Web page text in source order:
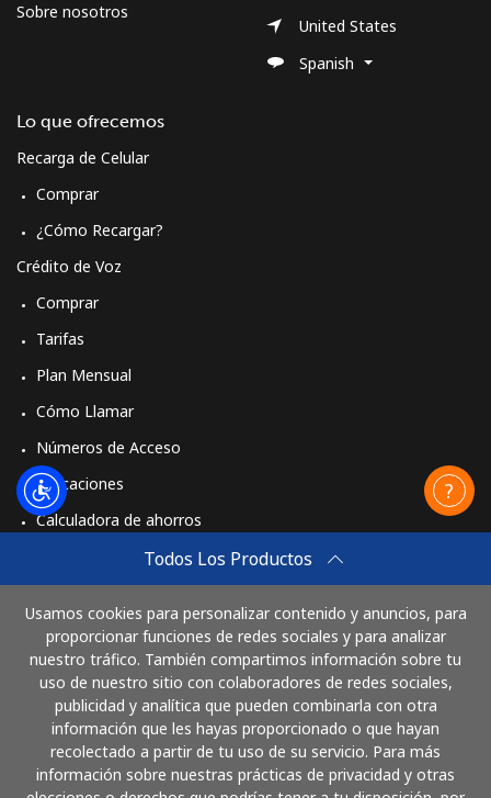
Todos Los Productos
Usamos cookies para personalizar contenido y anuncios, para
proporcionar funciones de redes sociales y para analizar
nuestro tráfico. También compartimos información sobre tu
uso de nuestro sitio con colaboradores de redes sociales,
publicidad y analítica que pueden combinarla con otra
información que les hayas proporcionado o que hayan
recolectado a partir de tu uso de su servicio. Para más
información sobre nuestras prácticas de privacidad y otras
Sobre nosotros
Lo que ofrecemos
Recarga de Celular
Comprar
¿Cómo Recargar?
Crédito de Voz
Comprar
Tarifas
Plan Mensual
Cómo Llamar
Números de Acceso
Aplicaciones
Calculadora de ahorros
Cómo funciona
United States
Spanish
Paga con